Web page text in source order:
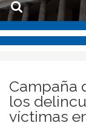
Campaña
los
víctimas